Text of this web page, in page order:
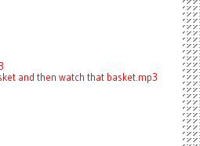
and then watch that basket.mp3